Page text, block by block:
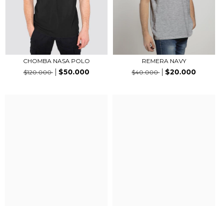
CHOMBA NASA POLO
$120.000
$50.000
REMERA NAVY
$40.000
$20.000